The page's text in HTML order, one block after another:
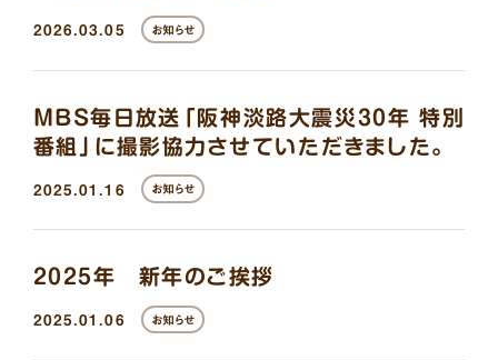
2026.03.05 お知らせ
MBS毎日放送「阪神淡路大震災30年 特別
番組」に撮影協力させていただきました。
2025.01.16 お知らせ
2025年 新年のご挨拶
2025.01.06 お知らせ